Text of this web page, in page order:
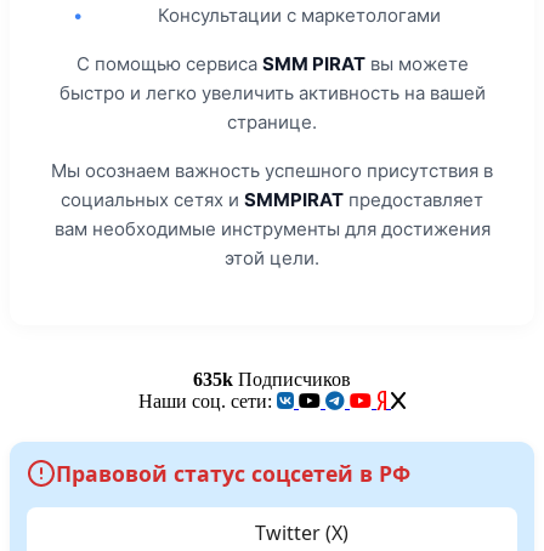
•
Консультации с маркетологами
С помощью сервиса SMM PIRATвы можете
быстро и легко увеличить активность на вашей
странице.
Мы осознаем важность успешного присутствия в
социальных сетях и SMMPIRAT предоставляет
вам необходимые инструменты для достижения
этой цели.
635k Подписчиков
Наши соц. сети:
Правовой статус соцсетей в РФ
Twitter (X)